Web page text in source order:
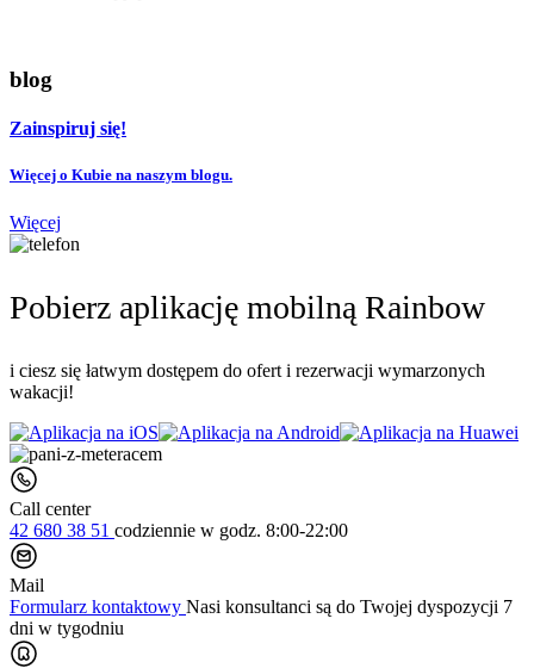
blog
Zainspiruj się!
Więcej o Kubie na naszym blogu.
Więcej
Pobierz aplikację mobilną Rainbow
i ciesz się łatwym dostępem do ofert i rezerwacji wymarzonych
wakacji!
Call center
42 680 38 51 codziennie w godz. 8:00-22:00
Mail
Formularz kontaktowy Nasi konsultanci są do Twojej dyspozycji 7
dni w tygodniu